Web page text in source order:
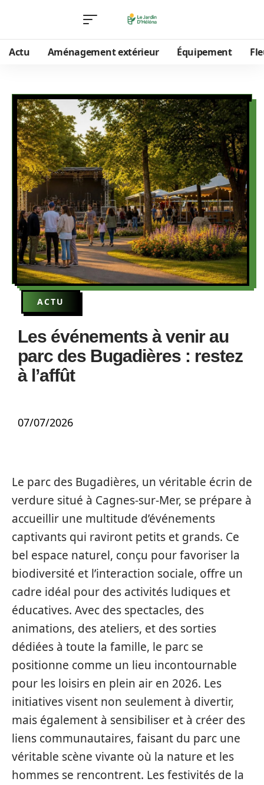
Actu Aménagement extérieur Équipement
ACTU
Les événements à venir au
parc des Bugadières : restez
à l’affût
07/07/2026
Le parc des Bugadières, un véritable écrin de
verdure situé à Cagnes-sur-Mer, se prépare à
accueillir une multitude d’événements
captivants qui raviront petits et grands. Ce
bel espace naturel, conçu pour favoriser la
biodiversité et l’interaction sociale, offre un
cadre idéal pour des activités ludiques et
éducatives. Avec des spectacles, des
animations, des ateliers, et des sorties
dédiées à toute la famille, le parc se
positionne comme un lieu incontournable
pour les loisirs en plein air en 2026. Les
initiatives visent non seulement à divertir,
mais également à sensibiliser et à créer des
liens communautaires, faisant du parc une
véritable scène vivante où la nature et les
hommes se rencontrent. Les festivités de la